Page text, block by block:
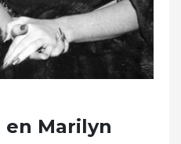
en Marilyn